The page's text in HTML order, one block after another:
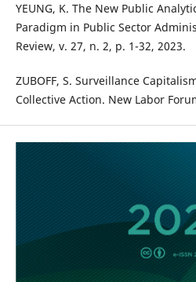
YEUNG, K. The New Public
Paradigm in Public Sector
Review, v. 27, n. 2, p. 1-32, 2023.
ZUBOFF, S. Surveillance
Collective Action. New Labor